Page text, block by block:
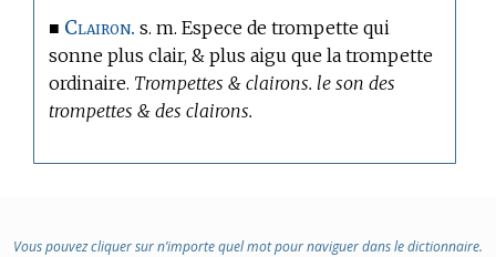
■ Clairon. s. m. Espece de trompette qui
sonne plus clair, & plus aigu que la trompette
ordinaire. Trompettes & clairons. le son des
trompettes & des clairons.
Vous pouvez cliquer sur n’importe quel mot pour naviguer dans le dictionnaire.